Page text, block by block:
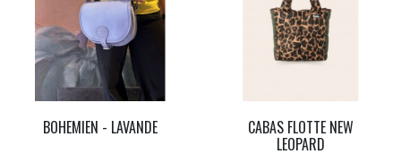
BOHEMIEN - LAVANDE CABAS FLOTTE NEW
LEOPARD